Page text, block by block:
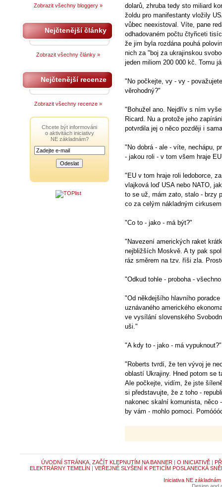
dolarů, zhruba tedy sto miliard
žoldu pro manifestanty vložily
vůbec neexistoval. Víte, pane
odhadovaném počtu čtyřiceti
že jim byla rozdána pouhá
nich za "boj za ukrajinskou
jeden miliom 200 000 kč. Tomu
"No počkejte, vy - vy -
věrohodný?"
"Bohužel ano. Nejdřív s ním
Ricard. Nu a protože jeho
potvrdila jej o něco později i
"No dobrá - ale - víte, nechápu,
- jakou roli - v tom všem hraje
"EU v tom hraje roli ledoborce,
vlajková loď USA nebo NATO,
to se už, mám zato, stalo - brzy
co za celým nákladným
"Co to - jako - má být?"
"Navezení amerických raket
nejbližších Moskvě. A ty pak
ráz směrem na tzv. říši zla.
"Odkud tohle - proboha -
"Od někdejšího hlavního
uznávaného amerického
ve vysílání slovenského
uši."
"A kdy to - jako - má vypuknout?"
"Roberts tvrdí, že ten vývoj je
oblastí Ukrajiny. Hned potom se
Ale počkejte, vidím, že jste
si představujte, že z toho -
nakonec skalní komunista, něco
by vám - mohlo pomoci.
Zobrazit všechny bloggery »
Nejčtenější články
Zobrazit všechny články »
Nejčtenější recenze
Zobrazit všechny recenze »
Chcete být informováni
o aktivitách iniciativy
NE základnám?
ÚVODNÍ STRÁNKA, ZAČÍT KLEPNUTÍM NA BANNER | O INICIATIVĚ|
ELEKTRÁRNY TEMELÍN | VEŘEJNÉ SLYŠENÍ K PETICÍM POSLANECKÁ
Iniciativa NE základnám